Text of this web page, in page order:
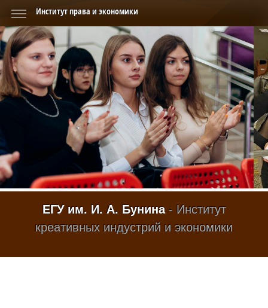
ЕГУ им. И. А. Бунина- Институт
креативных индустрий и экономики
Институт права и экономики